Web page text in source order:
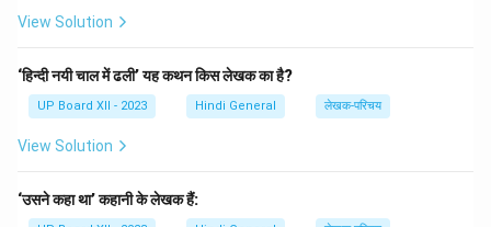
View Solution
‘हिन्दी नयी चाल में ढली’ यह कथन किस लेखक का है?
UP Board XII - 2023 Hindi General लेखक-परिचय
View Solution
‘उसने कहा था’ कहानी के लेखक हैं: